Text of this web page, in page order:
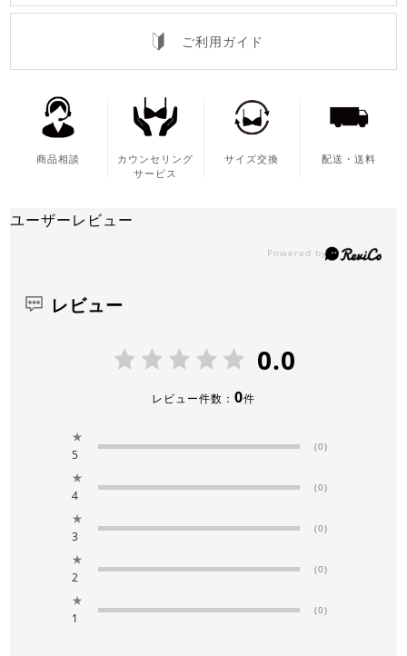
ご利用ガイド
商品相談
カウンセリング
サービス
サイズ交換 配送・送料
ユーザーレビュー
レビュー
0.0
レビュー件数： 0件
★
5
(0)
★
4
(0)
★
3
(0)
★
2
(0)
★
1
(0)